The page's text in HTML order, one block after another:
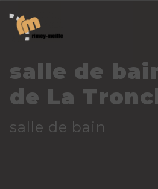
salle de
de La
salle de bain